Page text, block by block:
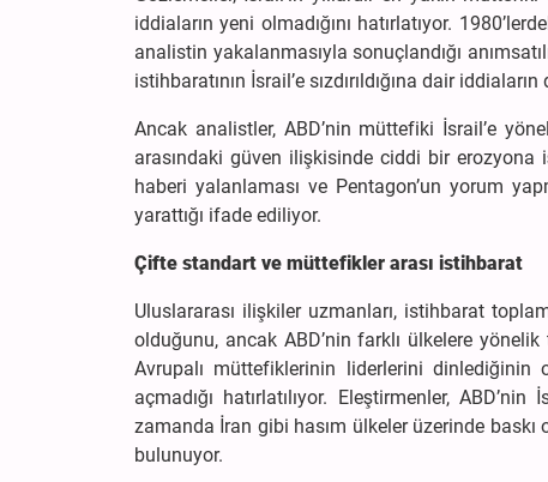
iddiaların yeni olmadığını hatırlatıyor.
analistin yakalanmasıyla sonuçlandığı
istihbaratının İsrail’e sızdırıldığına dair
Ancak analistler, ABD’nin müttefiki İsrail’e
arasındaki güven ilişkisinde ciddi bir erozyona
haberi yalanlaması ve Pentagon’un yorum
yarattığı ifade ediliyor.
Çifte standart ve müttefikler arası istihbarat
Uluslararası ilişkiler uzmanları, istihbarat
olduğunu, ancak ABD’nin farklı ülkelere
Avrupalı müttefiklerinin liderlerini dinlediğinin
açmadığı hatırlatılıyor. Eleştirmenler,
zamanda İran gibi hasım ülkeler üzerinde
bulunuyor.